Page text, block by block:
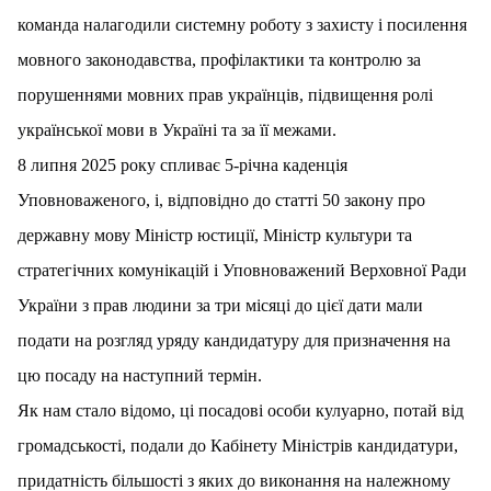
команда налагодили системну роботу з захисту і посилення
мовного законодавства, профілактики та контролю за
порушеннями мовних прав українців, підвищення ролі
української мови в Україні та за її межами.
8 липня 2025 року спливає 5-річна каденція
Уповноваженого, і, відповідно до статті 50 закону про
державну мову Міністр юстиції, Міністр культури та
стратегічних комунікацій і Уповноважений Верховної Ради
України з прав людини за три місяці до цієї дати мали
подати на розгляд уряду кандидатуру для призначення на
цю посаду на наступний термін.
Як нам стало відомо, ці посадові особи кулуарно, потай від
громадськості, подали до Кабінету Міністрів кандидатури,
придатність більшості з яких до виконання на належному